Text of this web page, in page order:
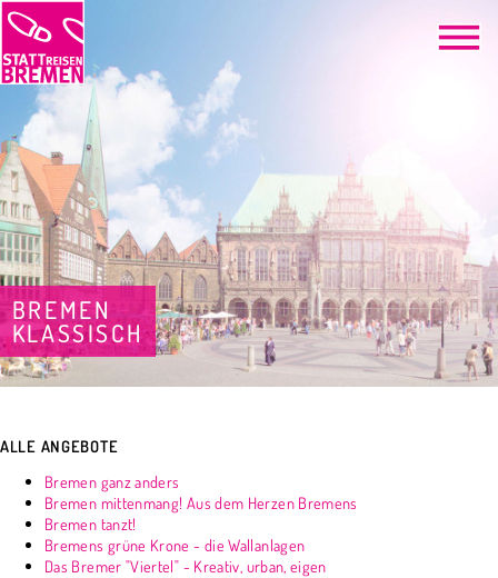
BREMEN
KLASSISCH
ALLE ANGEBOTE
Bremen ganz anders
Bremen mittenmang! Aus dem Herzen Bremens
Bremen tanzt!
Bremens grüne Krone - die Wallanlagen
Das Bremer "Viertel" - Kreativ, urban, eigen